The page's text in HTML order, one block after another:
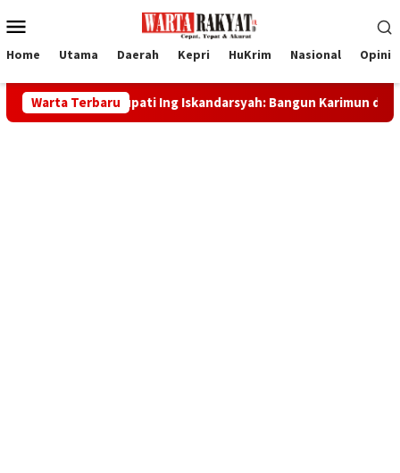
ke
Mobile
Home Utama Daerah Kepri HuKrim Nasional Opini
Warta Terbaru
RI, Bupati Ing Iskandarsyah: Bangun Karimun dengan Kekuatan